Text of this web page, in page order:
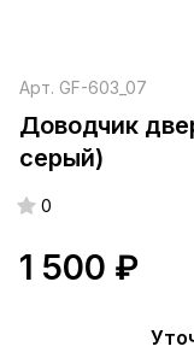
Арт. GF-603_07
Доводчик
серый)
0
1 500 ₽